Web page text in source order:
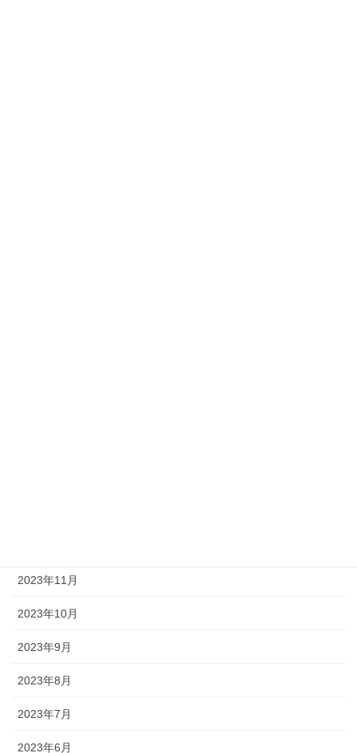
2023年11月
2023年10月
2023年9月
2023年8月
2023年7月
2023年6月